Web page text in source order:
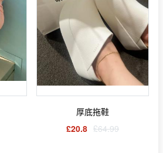
厚底拖鞋
£20.8 £64.99